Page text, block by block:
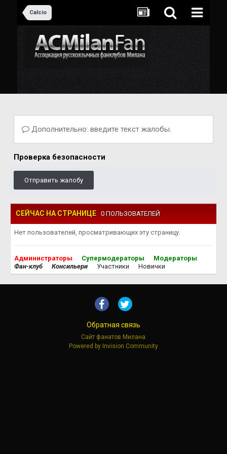
Calcio
Дополнительно: введите текст жалобы.
Проверка безопасности
Отправить жалобу
СЕЙЧАС НА СТРАНИЦЕ 0 ПОЛЬЗОВАТЕЛЕЙ
Нет пользователей, просматривающих эту страницу.
Администраторы Супермодераторы
Модераторы
Фан-клуб
Консильери Участники Новички
Обратная связь
Сайт фанатов Милана
Powered by Invision Community